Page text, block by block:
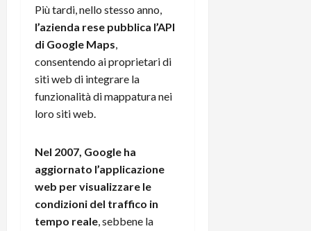
Più tardi, nello stesso anno,
l’azienda rese pubblica l’API
di Google Maps,
consentendo ai proprietari di
siti web di integrare la
funzionalità di mappatura nei
loro siti web.
Nel 2007, Google ha
aggiornato l’applicazione
web per visualizzare le
condizioni del traffico in
tempo reale, sebbene la